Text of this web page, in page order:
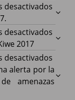
Cauca
con
de
desactivados
ACIN
DE
desactivados
Hacía
2017
desactivados
alerta por la
amenazas